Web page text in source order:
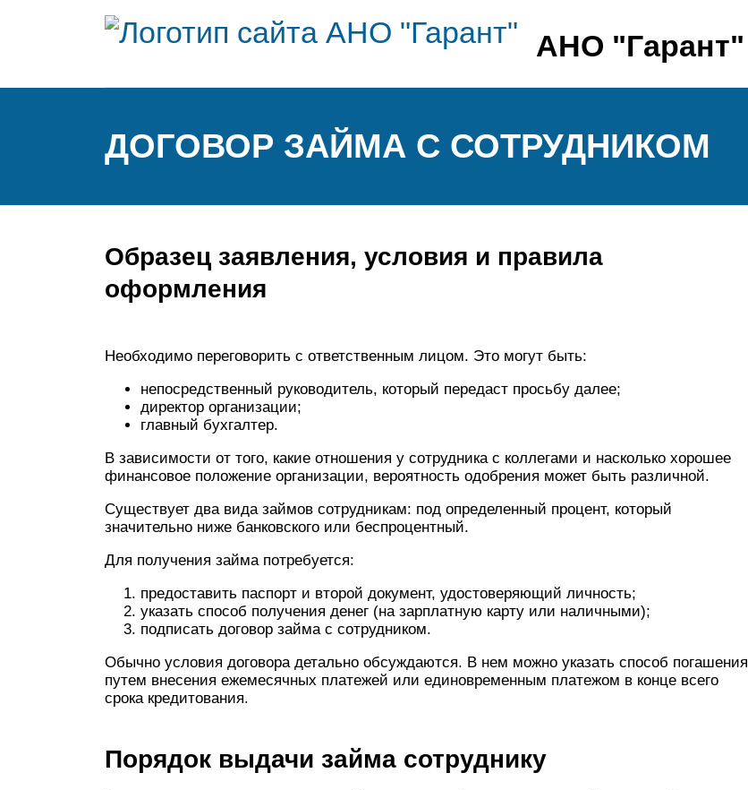
АНО "Гарант"
ДОГОВОР ЗАЙМА С СОТРУДНИКОМ
Образец заявления, условия и правила
оформления
Необходимо переговорить с ответственным лицом. Это могут быть:
непосредственный руководитель, который передаст просьбу далее;
директор организации;
главный бухгалтер.
В зависимости от того, какие отношения у сотрудника с коллегами и насколько хорошее
финансовое положение организации, вероятность одобрения может быть различной.
Существует два вида займов сотрудникам: под определенный процент, который
значительно ниже банковского или беспроцентный.
Для получения займа потребуется:
предоставить паспорт и второй документ, удостоверяющий личность;
указать способ получения денег (на зарплатную карту или наличными);
подписать договор займа с сотрудником.
Обычно условия договора детально обсуждаются. В нем можно указать способ погашения
путем внесения ежемесячных платежей или единовременным платежом в конце всего
срока кредитования.
Порядок выдачи займа сотруднику